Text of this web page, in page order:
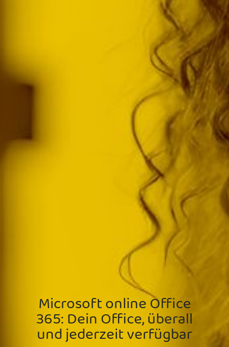
Microsoft online Office
365: Dein Office, überall
und jederzeit verfügbar